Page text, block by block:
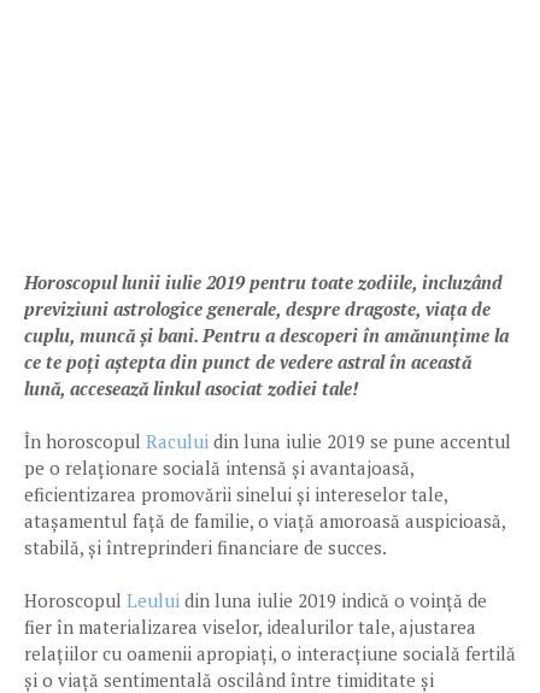
Horoscopul lunii iulie 2019 pentru toate zodiile, incluzând
previziuni astrologice generale, despre dragoste, viața de
cuplu, muncă și bani. Pentru a descoperi în amănunțime la
ce te poți aștepta din punct de vedere astral în această
lună, accesează linkul asociat zodiei tale!
În horoscopul Racului din luna iulie 2019 se pune accentul
pe o relaționare socială intensă și avantajoasă,
eficientizarea promovării sinelui și intereselor tale,
atașamentul față de familie, o viață amoroasă auspicioasă,
stabilă, și întreprinderi financiare de succes.
Horoscopul Leului din luna iulie 2019 indică o voință de
fier în materializarea viselor, idealurilor tale, ajustarea
relațiilor cu oamenii apropiați, o interacțiune socială fertilă
și o viață sentimentală oscilând între timiditate și